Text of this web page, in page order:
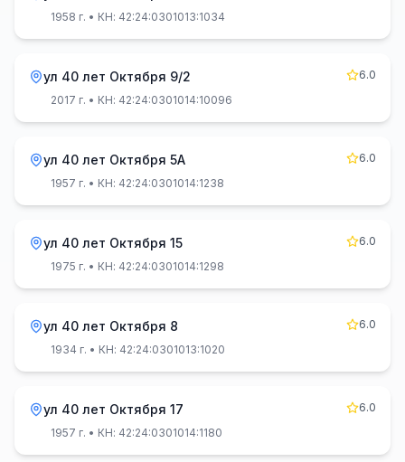
1958 г. • КН: 42:24:0301013:1034
ул 40 лет Октября 9/2
6.0
2017 г. • КН: 42:24:0301014:10096
ул 40 лет Октября 5А
6.0
1957 г. • КН: 42:24:0301014:1238
ул 40 лет Октября 15
6.0
1975 г. • КН: 42:24:0301014:1298
ул 40 лет Октября 8
6.0
1934 г. • КН: 42:24:0301013:1020
ул 40 лет Октября 17
6.0
1957 г. • КН: 42:24:0301014:1180